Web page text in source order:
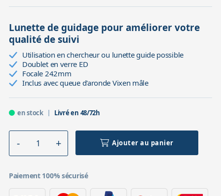
Lunette de guidage pour améliorer votre
qualité de suivi
Utilisation en chercheur ou lunette guide possible
Doublet en verre ED
Focale 242mm
Inclus avec queue d'aronde Vixen mâle
en stock Livré en 48/72h
Ajouter au panier
Paiement 100% sécurisé